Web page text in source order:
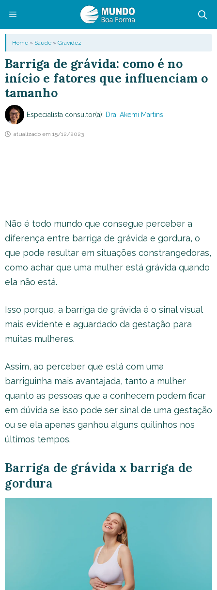
conteúdo
Menu
Home » Saúde » Gravidez
Barriga de grávida: como é no
início e fatores que influenciam o
tamanho
Especialista consultor(a): Dra. Akemi Martins
atualizado em 15/12/2023
Não é todo mundo que consegue perceber a
diferença entre barriga de grávida e gordura, o
que pode resultar em situações constrangedoras,
como achar que uma mulher está grávida quando
ela não está.
Isso porque, a barriga de grávida é o sinal visual
mais evidente e aguardado da gestação para
muitas mulheres.
Assim, ao perceber que está com uma
barriguinha mais avantajada, tanto a mulher
quanto as pessoas que a conhecem podem ficar
em dúvida se isso pode ser sinal de uma gestação
ou se ela apenas ganhou alguns quilinhos nos
últimos tempos.
Barriga de grávida x barriga de
gordura